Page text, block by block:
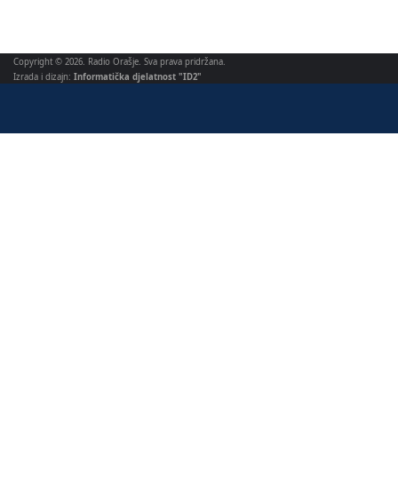
Copyright © 2026. Radio Orašje. Sva prava pridržana.
Izrada i dizajn: Informatička djelatnost "ID2"